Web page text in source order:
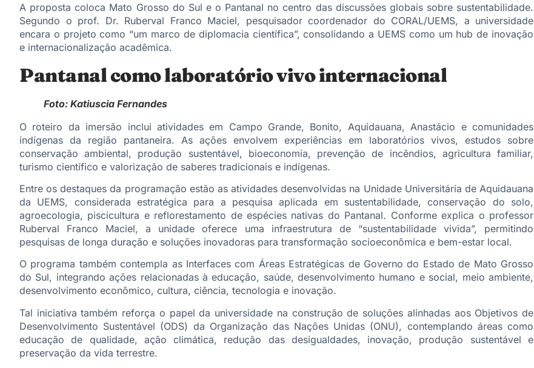
A proposta coloca Mato Grosso do Sul e o Pantanal no centro das discussões globais sobre sustentabilidade.
Segundo o prof. Dr. Ruberval Franco Maciel, pesquisador coordenador do CORAL/UEMS, a universidade
encara o projeto como “um marco de diplomacia científica”, consolidando a UEMS como um hub de inovação
e internacionalização acadêmica.
Pantanal como laboratório vivo internacional
Foto: Katiuscia Fernandes
O roteiro da imersão inclui atividades em Campo Grande, Bonito, Aquidauana, Anastácio e comunidades
indígenas da região pantaneira. As ações envolvem experiências em laboratórios vivos, estudos sobre
conservação ambiental, produção sustentável, bioeconomia, prevenção de incêndios, agricultura familiar,
turismo científico e valorização de saberes tradicionais e indígenas.
Entre os destaques da programação estão as atividades desenvolvidas na Unidade Universitária de Aquidauana
da UEMS, considerada estratégica para a pesquisa aplicada em sustentabilidade, conservação do solo,
agroecologia, piscicultura e reflorestamento de espécies nativas do Pantanal. Conforme explica o professor
Ruberval Franco Maciel, a unidade oferece uma infraestrutura de “sustentabilidade vivida”, permitindo
pesquisas de longa duração e soluções inovadoras para transformação socioeconômica e bem-estar local.
O programa também contempla as Interfaces com Áreas Estratégicas de Governo do Estado de Mato Grosso
do Sul, integrando ações relacionadas à educação, saúde, desenvolvimento humano e social, meio ambiente,
desenvolvimento econômico, cultura, ciência, tecnologia e inovação.
Tal iniciativa também reforça o papel da universidade na construção de soluções alinhadas aos Objetivos de
Desenvolvimento Sustentável (ODS) da Organização das Nações Unidas (ONU), contemplando áreas como
educação de qualidade, ação climática, redução das desigualdades, inovação, produção sustentável e
preservação da vida terrestre.